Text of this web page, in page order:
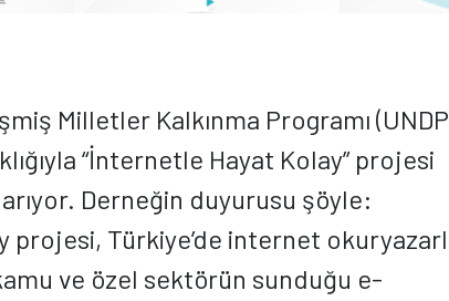
Milletler Kalkınma Programı
“İnternetle Hayat Kolay” projesi
Derneğin duyurusu şöyle:
Türkiye’de internet
kamu ve özel sektörün sunduğu e-